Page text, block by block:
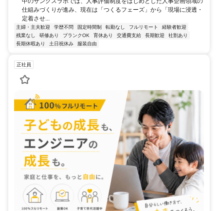
仕組みづくりが進み、現在は「つくるフェーズ」から「現場に浸透・
定着させ...
主婦・主夫歓迎 学歴不問 固定時間制 転勤なし フルリモート
経験者歓迎
残業なし
研修あり ブランクOK 育休あり 交通費支給 長期歓迎
社割あり
長期休暇あり
土日祝休み 服装自由
正社員